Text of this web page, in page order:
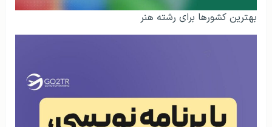
بهترین کشورها برای رشته هنر